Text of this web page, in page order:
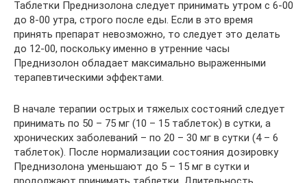
Таблетки Преднизолона следует принимать утром с 6-00
до 8-00 утра, строго после еды. Если в это время
принять препарат невозможно, то следует это делать
до 12-00, поскольку именно в утренние часы
Преднизолон обладает максимально выраженными
терапевтическими эффектами.
В начале терапии острых и тяжелых состояний следует
принимать по 50 – 75 мг (10 – 15 таблеток) в сутки, а
хронических заболеваний – по 20 – 30 мг в сутки (4 – 6
таблеток). После нормализации состояния дозировку
Преднизолона уменьшают до 5 – 15 мг в сутки и